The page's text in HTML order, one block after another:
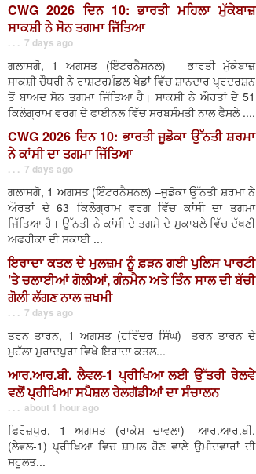
CWG 2026 ਦਿਨ 10: ਭਾਰਤੀ ਮਹਿਲਾ ਮੁੱਕੇਬਾਜ਼
ਸਾਕਸ਼ੀ ਨੇ ਸੋਨ ਤਗਮਾ ਜਿੱਤਿਆ
. . . 7 days ago
ਗਲਾਸਗੋ, 1 ਅਗਸਤ (ਇੰਟਰਨੈਸ਼ਨਲ) – ਭਾਰਤੀ ਮੁੱਕੇਬਾਜ਼
ਸਾਕਸ਼ੀ ਚੌਧਰੀ ਨੇ ਰਾਸ਼ਟਰਮੰਡਲ ਖੇਡਾਂ ਵਿੱਚ ਸ਼ਾਨਦਾਰ ਪ੍ਰਦਰਸ਼ਨ
ਤੋਂ ਬਾਅਦ ਸੋਨ ਤਗਮਾ ਜਿੱਤਿਆ ਹੈ। ਸਾਕਸ਼ੀ ਨੇ ਔਰਤਾਂ ਦੇ 51
ਕਿਲੋਗ੍ਰਾਮ ਵਰਗ ਦੇ ਫਾਈਨਲ ਵਿੱਚ ਸਰਬਸੰਮਤੀ ਨਾਲ ਫੈਸਲੇ ....
CWG 2026 ਦਿਨ 10: ਭਾਰਤੀ ਜੂਡੋਕਾ ਉੱਨਤੀ ਸ਼ਰਮਾ
ਨੇ ਕਾਂਸੀ ਦਾ ਤਗਮਾ ਜਿੱਤਿਆ
. . . 7 days ago
ਗਲਾਸਗੋ, 1 ਅਗਸਤ (ਇੰਟਰਨੈਸ਼ਨਲ) –ਜੁਡੋਕਾ ਉੱਨਤੀ ਸ਼ਰਮਾ ਨੇ
ਔਰਤਾਂ ਦੇ 63 ਕਿਲੋਗ੍ਰਾਮ ਵਰਗ ਵਿੱਚ ਕਾਂਸੀ ਦਾ ਤਗਮਾ
ਜਿੱਤਿਆ ਹੈ। ਉੱਨਤੀ ਨੇ ਕਾਂਸੀ ਦੇ ਤਗਮੇ ਦੇ ਮੁਕਾਬਲੇ ਵਿੱਚ ਦੱਖਣੀ
ਅਫਰੀਕਾ ਦੀ ਸਕਾਈ ...
ਇਰਾਦਾ ਕਤਲ ਦੇ ਮੁਲਜ਼ਮ ਨੂੰ ਫ਼ੜਨ ਗਈ ਪੁਲਿਸ ਪਾਰਟੀ
’ਤੇ ਚਲਾਈਆਂ ਗੋਲੀਆਂ, ਗੰਨਮੈਨ ਅਤੇ ਤਿੰਨ ਸਾਲ ਦੀ ਬੱਚੀ
ਗੋਲੀ ਲੱਗਣ ਨਾਲ ਜ਼ਖਮੀ
. . . 7 days ago
ਤਰਨ ਤਾਰਨ, 1 ਅਗਸਤ (ਹਰਿੰਦਰ ਸਿੰਘ)- ਤਰਨ ਤਾਰਨ ਦੇ
ਮੁਹੱਲਾ ਮੁਰਾਦਪੁਰਾ ਵਿਖੇ ਇਰਾਦਾ ਕਤਲ...
ਆਰ.ਆਰ.ਬੀ. ਲੈਵਲ-1 ਪ੍ਰੀਖਿਆ ਲਈ ਉੱਤਰੀ ਰੇਲਵੇ
ਵਲੋਂ ਪ੍ਰੀਖਿਆ ਸਪੈਸ਼ਲ ਰੇਲਗੱਡੀਆਂ ਦਾ ਸੰਚਾਲਨ
. . . about 1 hour ago
ਫਿਰੋਜ਼ਪੁਰ, 1 ਅਗਸਤ (ਰਾਕੇਸ਼ ਚਾਵਲਾ)- ਆਰ.ਆਰ.ਬੀ.
(ਲੇਵਲ-1) ਪ੍ਰੀਖਿਆ ਵਿਚ ਸ਼ਾਮਲ ਹੋਣ ਵਾਲੇ ਉਮੀਦਵਾਰਾਂ ਦੀ
ਸਹੂਲਤ...